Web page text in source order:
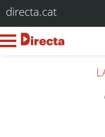
directa.cat